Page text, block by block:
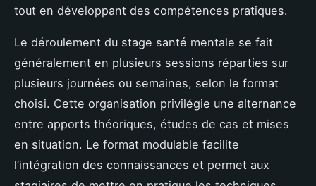
tout en développant des compétences pratiques.
Le déroulement du stage santé mentale se fait
généralement en plusieurs sessions réparties sur
plusieurs journées ou semaines, selon le format
choisi. Cette organisation privilégie une alternance
entre apports théoriques, études de cas et mises
en situation. Le format modulable facilite
l’intégration des connaissances et permet aux